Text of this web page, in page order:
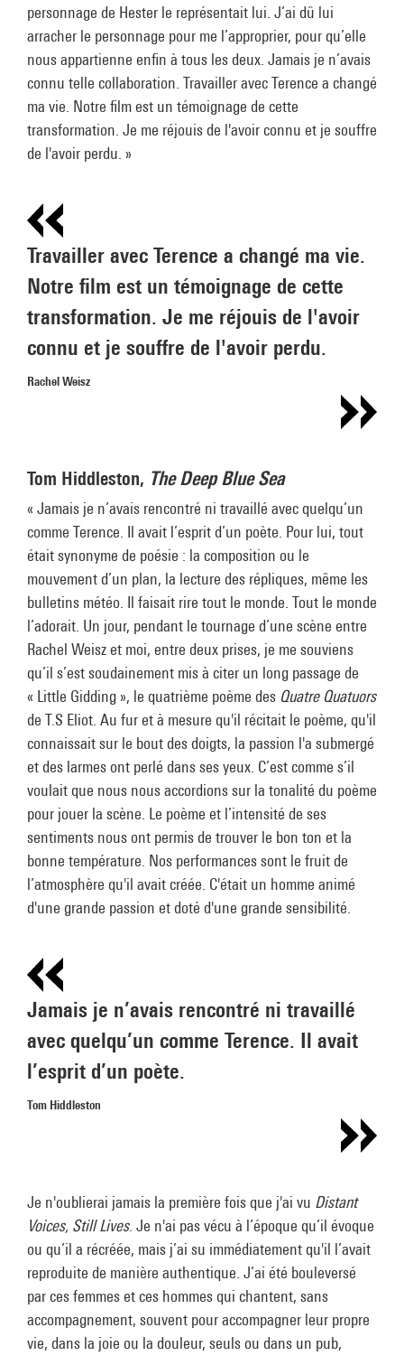
personnage de Hester le représentait lui. J’ai dû lui
arracher le personnage pour me l’approprier, pour qu’elle
nous appartienne enfin à tous les deux. Jamais je n’avais
connu telle collaboration. Travailler avec Terence a changé
ma vie. Notre film est un témoignage de cette
transformation. Je me réjouis de l'avoir connu et je souffre
de l'avoir perdu. »
Travailler avec Terence a changé ma vie.
Notre film est un témoignage de cette
transformation. Je me réjouis de l'avoir
connu et je souffre de l'avoir perdu.
Rachel Weisz
Tom Hiddleston, The Deep Blue Sea
« Jamais je n’avais rencontré ni travaillé avec quelqu’un
comme Terence. Il avait l’esprit d’un poète. Pour lui, tout
était synonyme de poésie : la composition ou le
mouvement d’un plan, la lecture des répliques, même les
bulletins météo. Il faisait rire tout le monde. Tout le monde
l’adorait. Un jour, pendant le tournage d’une scène entre
Rachel Weisz et moi, entre deux prises, je me souviens
qu’il s’est soudainement mis à citer un long passage de
« Little Gidding », le quatrième poème des Quatre Quatuors
de T.S Eliot. Au fur et à mesure qu'il récitait le poème, qu'il
connaissait sur le bout des doigts, la passion l'a submergé
et des larmes ont perlé dans ses yeux. C’est comme s’il
voulait que nous nous accordions sur la tonalité du poème
pour jouer la scène. Le poème et l’intensité de ses
sentiments nous ont permis de trouver le bon ton et la
bonne température. Nos performances sont le fruit de
l’atmosphère qu'il avait créée. C'était un homme animé
d'une grande passion et doté d'une grande sensibilité.
Jamais je n’avais rencontré ni travaillé
avec quelqu’un comme Terence. Il avait
l’esprit d’un poète.
Tom Hiddleston
Je n'oublierai jamais la première fois que j'ai vu Distant
Voices, Still Lives. Je n'ai pas vécu à l’époque qu’il évoque
ou qu’il a récréée, mais j’ai su immédiatement qu'il l’avait
reproduite de manière authentique. J’ai été bouleversé
par ces femmes et ces hommes qui chantent, sans
accompagnement, souvent pour accompagner leur propre
vie, dans la joie ou la douleur, seuls ou dans un pub,